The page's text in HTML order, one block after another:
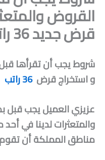
القروض
قرض جديد 36 راتب
شروط يجب أن تقرأها
و استخراج قرض 36 راتب
عزيزي العميل يجب قبل
والمتعثرات لدينا في
مناطق المملكة أن تقوم